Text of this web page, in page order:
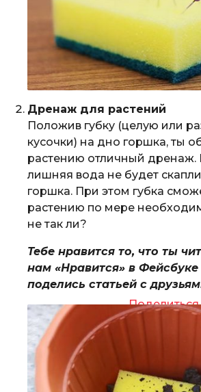
Дренаж для растений
Положив губку (целую или
кусочки) на дно горшка, ты
растению отличный дренаж.
лишняя вода не будет
горшка. При этом губка
растению по мере
не так ли?
Тебе нравится то, что ты
нам «Нравится» в Фейсбуке
поделись статьей с
Поделиться